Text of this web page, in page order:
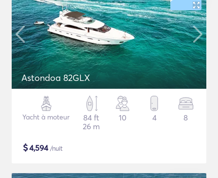
Astondoa 82GLX
Yacht à moteur
84 ft
26 m
10 4 8
$4,594/nuit